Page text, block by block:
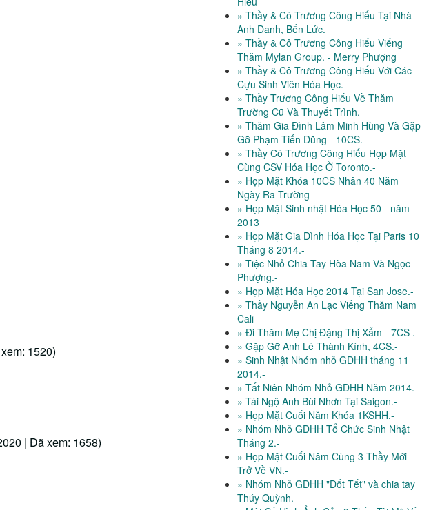
1520)
| Đã xem: 1658)
» Thầy & Cô Trương Công Hiếu Tại Nhà
Anh Danh, Bến Lức.
» Thầy & Cô Trương Công Hiếu Viếng
Thăm Mylan Group. - Merry Phượng
» Thầy & Cô Trương Công Hiếu Với Các
Cựu Sinh Viên Hóa Học.
» Thầy Trương Công Hiếu Về Thăm
Trường Cũ Và Thuyết Trình.
» Thăm Gia Đình Lâm Minh Hùng Và Gặp
Gỡ Phạm Tiến Dũng - 10CS.
» Thầy Cô Trương Công Hiếu Họp Mặt
Cùng CSV Hóa Học Ở Toronto.-
» Họp Mặt Khóa 10CS Nhân 40 Năm
Ngày Ra Trường
» Họp Mặt Sinh nhật Hóa Học 50 - năm
2013
» Họp Mặt Gia Đình Hóa Học Tại Paris 10
Tháng 8 2014.-
» Tiệc Nhỏ Chia Tay Hòa Nam Và Ngọc
Phượng.-
» Họp Mặt Hóa Học 2014 Tại San Jose.-
» Thầy Nguyễn An Lạc Viếng Thăm Nam
Cali
» Đi Thăm Mẹ Chị Đặng Thị Xẩm - 7CS .
» Gặp Gỡ Anh Lê Thành Kính, 4CS.-
» Sinh Nhật Nhóm nhỏ GDHH tháng 11
2014.-
» Tất Niên Nhóm Nhỏ GDHH Năm 2014.-
» Tái Ngộ Anh Bùi Nhơn Tại Saigon.-
» Họp Mặt Cuối Năm Khóa 1KSHH.-
» Nhóm Nhỏ GDHH Tổ Chức Sinh Nhật
Tháng 2.-
» Họp Mặt Cuối Năm Cùng 3 Thầy Mới
Trở Về VN.-
» Nhóm Nhỏ GDHH "Đốt Tết" và chia tay
Thúy Quỳnh.